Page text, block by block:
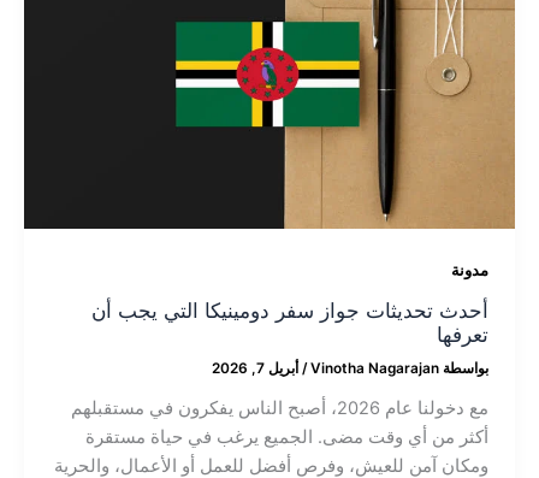
مدونة
أحدث تحديثات جواز سفر دومينيكا التي يجب أن
تعرفها
بواسطة Vinotha Nagarajan
/ أبريل 7, 2026
مع دخولنا عام 2026، أصبح الناس يفكرون في مستقبلهم
أكثر من أي وقت مضى. الجميع يرغب في حياة مستقرة
ومكان آمن للعيش، وفرص أفضل للعمل أو الأعمال، والحرية